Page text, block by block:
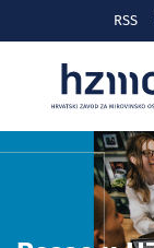
RSS